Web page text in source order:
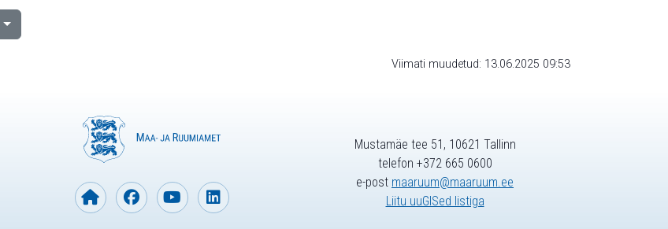
Viimati muudetud: 13.06.2025 09:53
Mustamäe tee 51, 10621 Tallinn
telefon +372 665 0600
e-post maaruum@maaruum.ee
Liitu uuGISed listiga